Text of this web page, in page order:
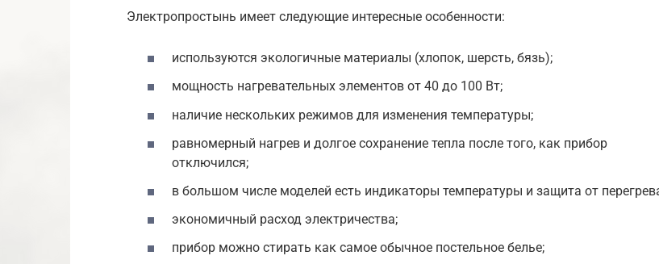
Электропростынь имеет следующие интересные особенности:
используются экологичные материалы (хлопок, шерсть, бязь);
мощность нагревательных элементов от 40 до 100 Вт;
наличие нескольких режимов для изменения температуры;
равномерный нагрев и долгое сохранение тепла после того, как прибор
отключился;
в большом числе моделей есть индикаторы температуры и защита от
экономичный расход электричества;
прибор можно стирать как самое обычное постельное белье;